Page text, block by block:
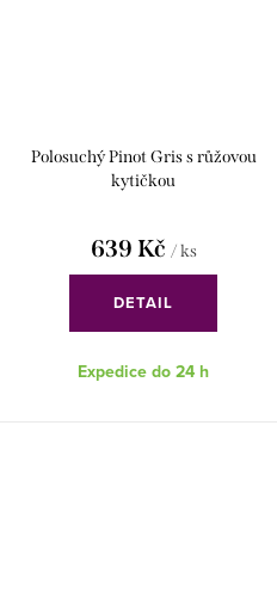
Polosuchý Pinot Gris s růžovou
kytičkou
639 Kč / ks
DETAIL
Expedice do 24 h